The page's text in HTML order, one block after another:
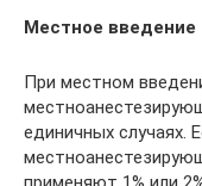
Местное введение
При местном
единичных случаях.